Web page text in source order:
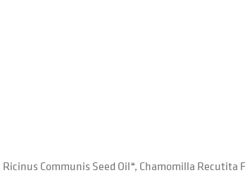
Communis Seed Oil*, Chamomilla